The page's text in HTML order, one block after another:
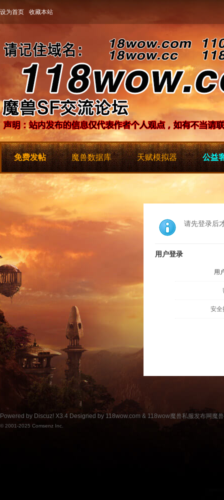
设为首页 收藏本站
免费发帖 魔兽数据库 天赋模拟器 公益
请先登录后
用户登录
用
安全
Powered by Discuz! X3.4 Designed by 118wow.com & 118wow魔兽私服发布网魔
© 2001-2025 Comsenz Inc.